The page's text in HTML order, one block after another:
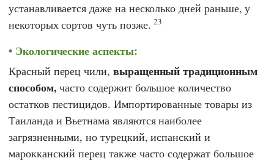
устанавливается даже на несколько дней раньше, у
некоторых сортов чуть позже.23
Экологические аспекты:
Красный перец чили, выращенный традиционным
способом, часто содержит большое количество
остатков пестицидов. Импортированные товары из
Таиланда и Вьетнама являются наиболее
загрязненными, но турецкий, испанский и
марокканский перец также часто содержат большое